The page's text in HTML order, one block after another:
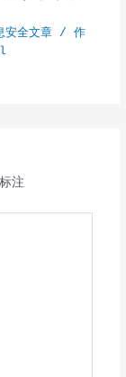
安全文章/ 作
注